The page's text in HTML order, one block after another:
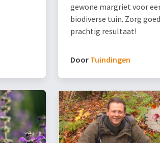
gewone margriet voor
biodiverse tuin. Zorg
prachtig resultaat!
Door Tuindingen